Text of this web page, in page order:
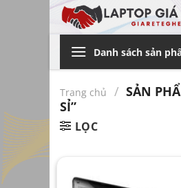
Bỏ
qua
dung
Danh sách sản
Trang chủ / SẢN
SỈ”
LỌC